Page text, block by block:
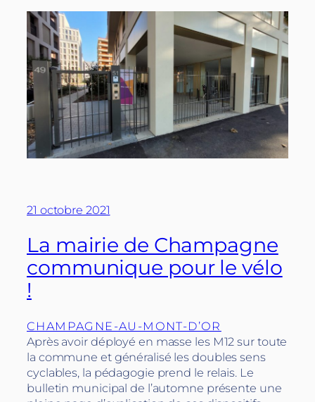
21 octobre 2021
La mairie de Champagne
communique pour le vélo
!
CHAMPAGNE-AU-MONT-D’OR
Après avoir déployé en masse les M12 sur toute
la commune et généralisé les doubles sens
cyclables, la pédagogie prend le relais. Le
bulletin municipal de l’automne présente une